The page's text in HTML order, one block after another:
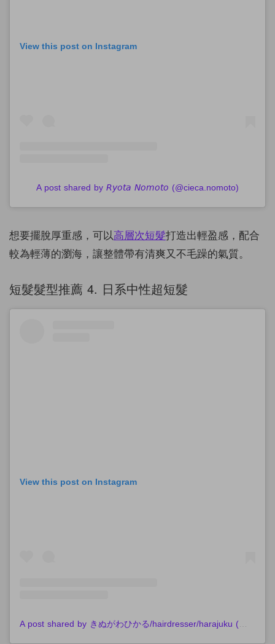
View this post on Instagram
A post shared by 𝘙𝘺𝘰𝘵𝘢 𝘕𝘰𝘮𝘰𝘵𝘰 (@cieca.nomoto)
想要擺脫厚重感，可以高層次短髮打造出輕盈感，配合
較為輕薄的瀏海，讓整體帶有清爽又不毛躁的氣質。
短髮髮型推薦 4. 日系中性超短髮
View this post on Instagram